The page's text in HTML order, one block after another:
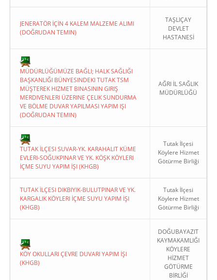
JENERATÖR İÇİN 4 KALEM MALZEME ALIMI
(DOĞRUDAN TEMIN)
TAŞLIÇAY
DEVLET
HASTANESİ
MÜDÜRLÜĞÜMÜZE BAĞLI; HALK SAĞLIĞI
BAŞKANLIĞI BÜNYESINDEKI TUTAK TSM
MÜŞTEREK HIZMET BINASININ GIRIŞ
MERDIVENLERI ÜZERINE ÇELIK SUNDURMA
VE BÖLME DUVAR YAPILMASI YAPIM IŞI
(DOĞRUDAN TEMIN)
AĞRI İL SAĞLIK
MÜDÜRLÜĞÜ
TUTAK İLÇESI SUVAR-YK. KARAHALIT KÜME
EVLERI-SOĞUKPINAR VE YK. KÖŞK KÖYLERI
İÇME SUYU YAPIM İŞI (KHGB)
Tutak İlçesi
Köylere Hizmet
Götürme Birliği
TUTAK İLÇESI DIKBIYIK-BULUTPINAR VE YK.
KARGALIK KÖYLERI İÇME SUYU YAPIM İŞI
(KHGB)
Tutak İlçesi
Köylere Hizmet
Götürme Birliği
KÖY OKULLARI ÇEVRE DUVARI YAPIM İŞI
(KHGB)
DOĞUBAYAZIT
KAYMAKAMLIĞI
KÖYLERE
HİZMET
GÖTÜRME
BİRLİĞİ